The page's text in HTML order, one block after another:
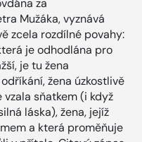
za
Mužáka, vyznává
zcela rozdílné povahy:
je odhodlána pro
je tu žena
žena úzkostlivě
sňatkem (i když
láska), žena, jejíž
a která proměňuje